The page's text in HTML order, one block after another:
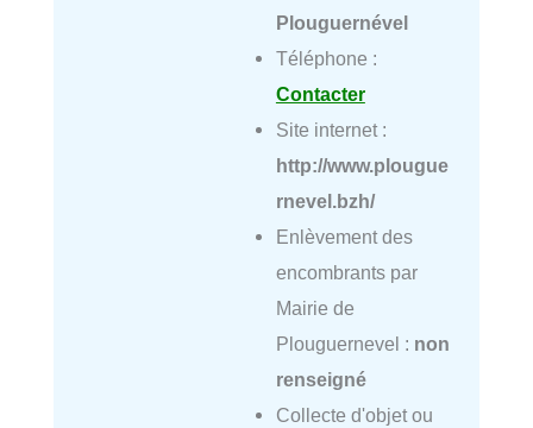
Plouguernével
Téléphone :
Contacter
Site internet :
http://www.plougue
rnevel.bzh/
Enlèvement des
encombrants par
Mairie de
Plouguernevel : non
renseigné
Collecte d'objet ou